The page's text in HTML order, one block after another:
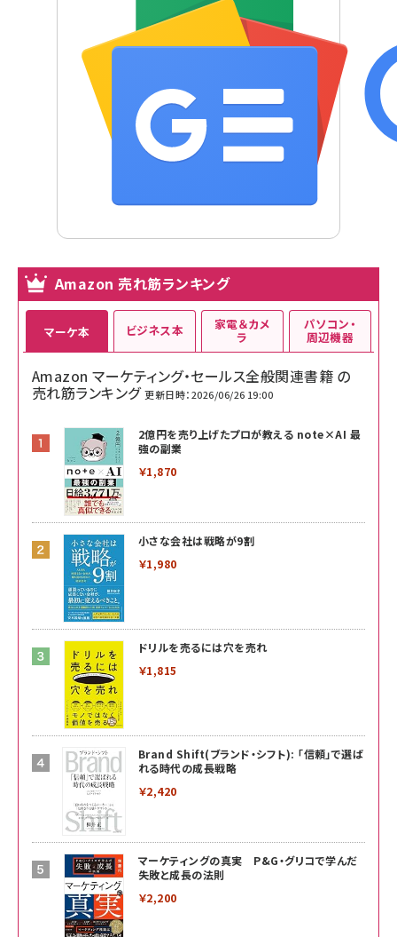
Amazon 売れ筋ランキング
マーケ本
Amazon マーケティング・セールス全般関連書籍 の
売れ筋ランキング 更新日時：2026/06/26 19:00
2億円を売り上げたプロが教える note×AI 最
強の副業
￥1,870
小さな会社は戦略が9割
￥1,980
ドリルを売るには穴を売れ
￥1,815
Brand Shift(ブランド・シフト): 「信頼」で選ば
れる時代の成長戦略
￥2,420
マーケティングの真実 P&G・グリコで学んだ
失敗と成長の法則
￥2,200
ビジネス本 家電＆カメ
ラ
パソコン・
周辺機器